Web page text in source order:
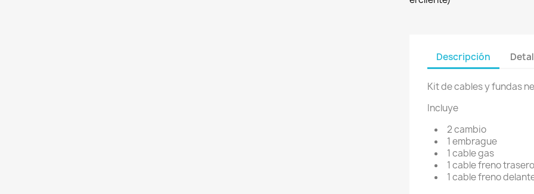
Descripción
Kit de cables y fundas
Incluye
2 cambio
1 embrague
1 cable gas
1 cable freno
1 cable freno